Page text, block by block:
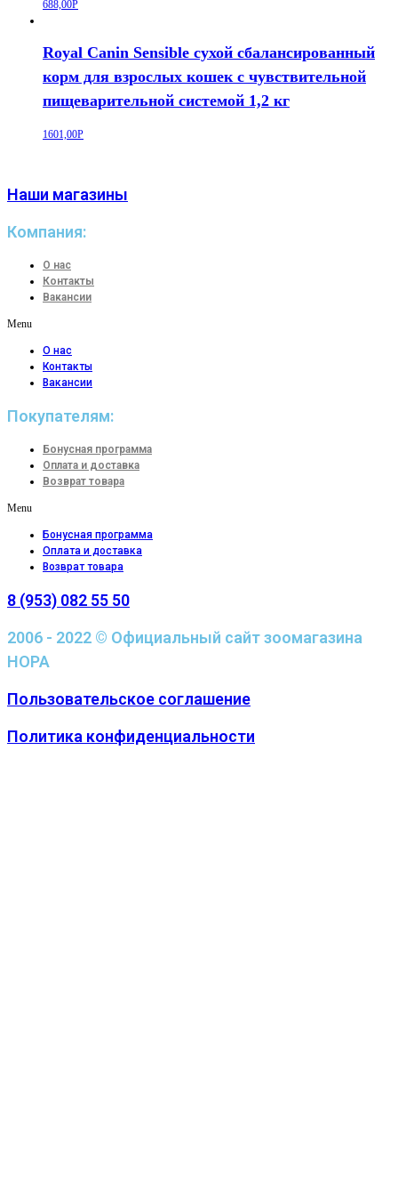
688,00Р
Royal Canin Sensible сухой сбалансированный
корм для взрослых кошек с чувствительной
пищеварительной системой 1,2 кг
1601,00Р
Наши магазины
Компания:
О нас
Контакты
Вакансии
Menu
О нас
Контакты
Вакансии
Покупателям:
Бонусная программа
Оплата и доставка
Возврат товара
Menu
Бонусная программа
Оплата и доставка
Возврат товара
8 (953) 082 55 50
2006 - 2022 © Официальный сайт зоомагазина
НОРА
Пользовательское соглашение
Политика конфиденциальности